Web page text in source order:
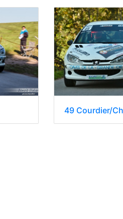
49 Courdier/